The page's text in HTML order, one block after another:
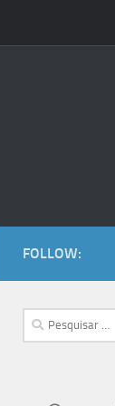
FOLLOW:
Pesquisar
por: